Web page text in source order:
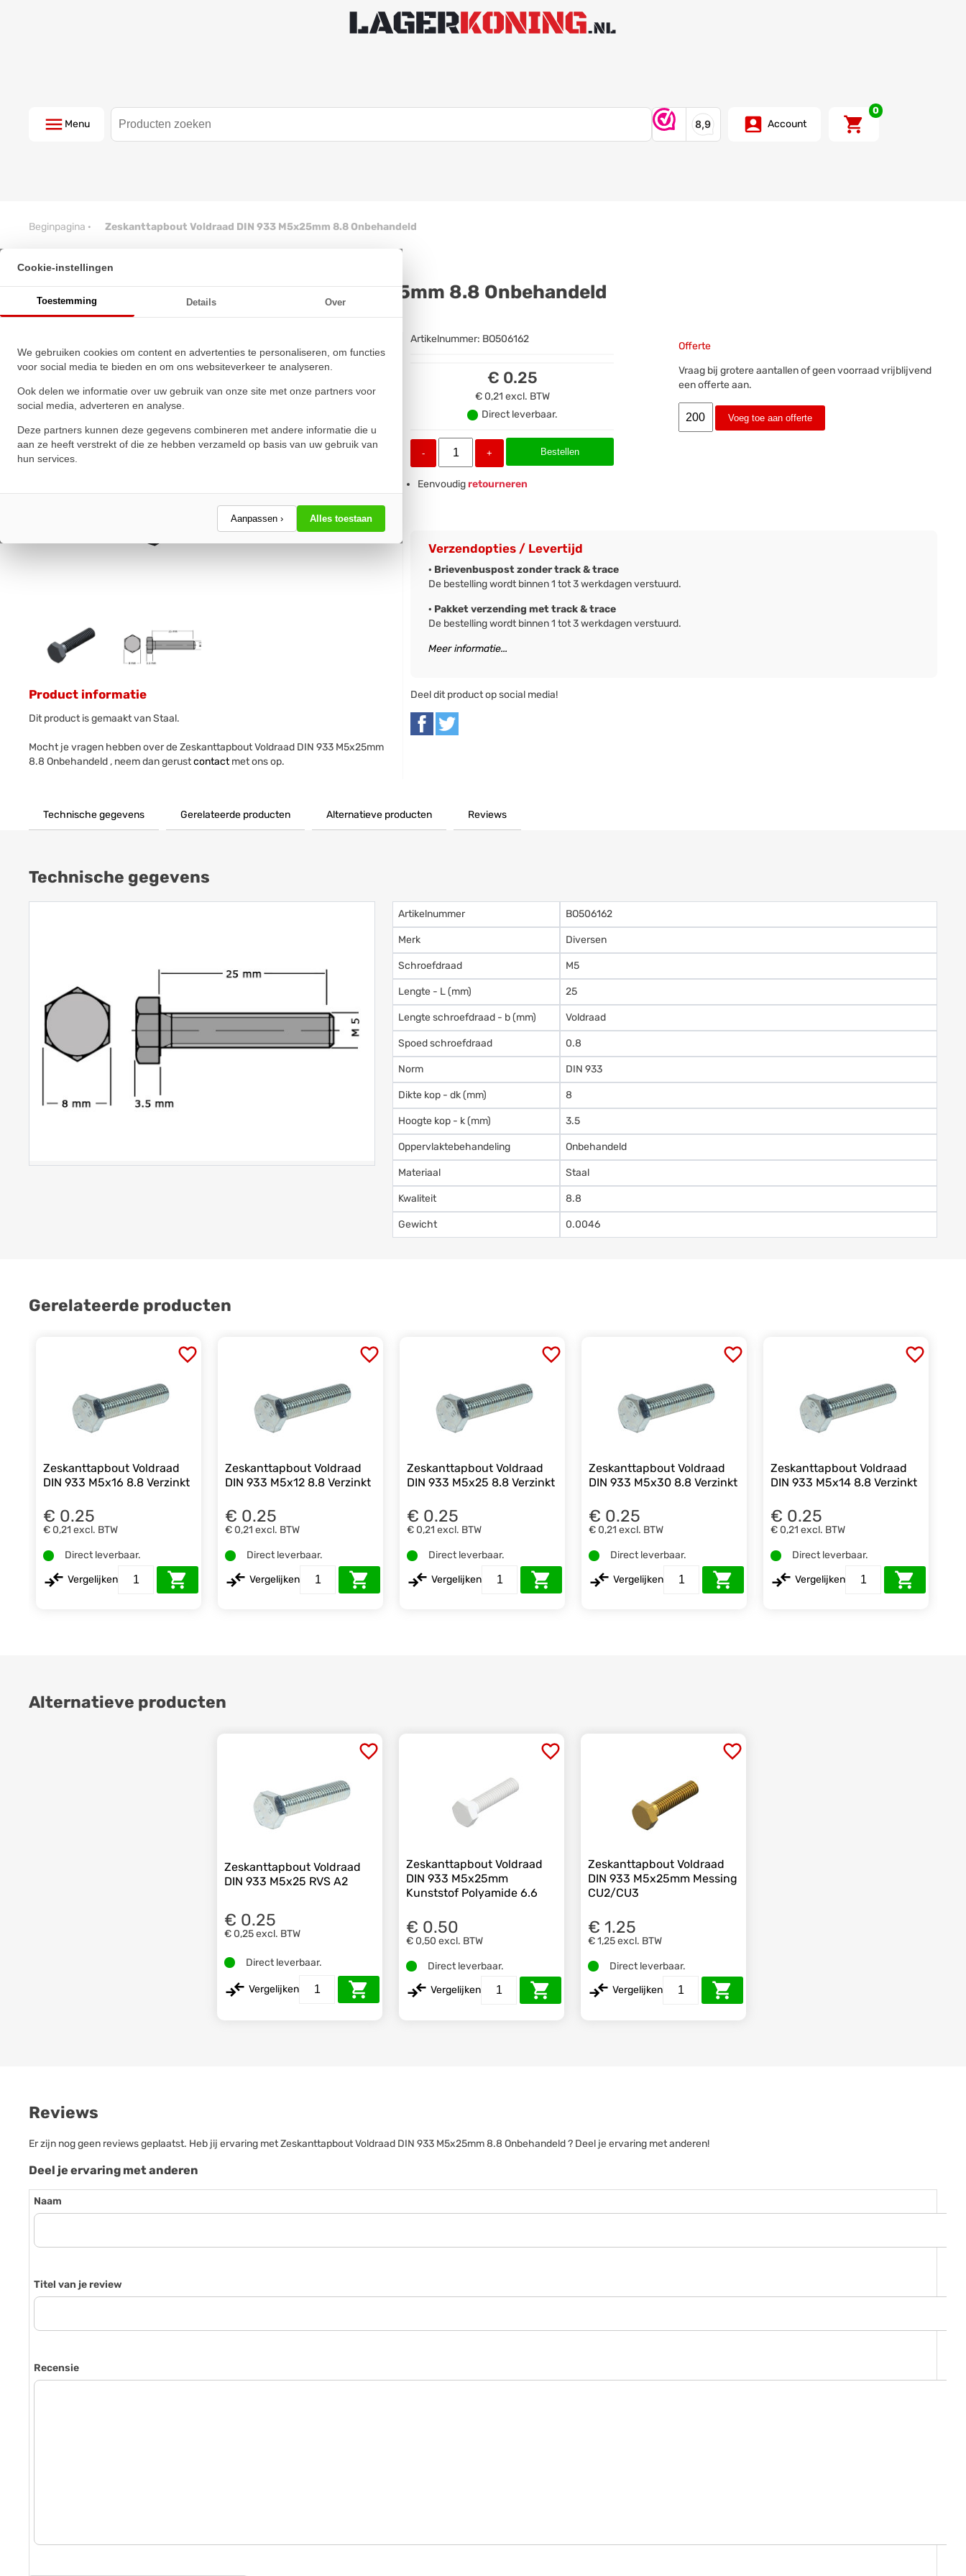
Menu Account
0
Beginpagina · Zeskanttapbout Voldraad DIN 933 M5x25mm 8.8 Onbehandeld
Cookie-instellingen
Toestemming Details Over
We gebruiken cookies om content en advertenties te personaliseren, om functies
voor social media te bieden en om ons websiteverkeer te analyseren.
Ook delen we informatie over uw gebruik van onze site met onze partners voor
social media, adverteren en analyse.
Deze partners kunnen deze gegevens combineren met andere informatie die u
aan ze heeft verstrekt of die ze hebben verzameld op basis van uw gebruik van
hun services.
Aanpassen › Alles toestaan
Zeskanttapbout Voldraad DIN 933 M5x25mm 8.8 Onbehandeld
★★★★★
★★★★★
Product informatie
Dit product is gemaakt van Staal.
Mocht je vragen hebben over de Zeskanttapbout Voldraad DIN 933 M5x25mm
8.8 Onbehandeld , neem dan gerustcontactmet ons op.
Artikelnummer: BO506162
€ 0.25
€ 0,21 excl. BTW
Direct leverbaar.
- + Bestellen
Eenvoudigretourneren
Offerte
Vraag bij grotere aantallen of geen voorraad vrijblijvend
een offerte aan.
Voeg toe aan offerte
Verzendopties / Levertijd
· Brievenbuspost zonder track & trace
De bestelling wordt binnen 1 tot 3 werkdagen verstuurd.
· Pakket verzending met track & trace
De bestelling wordt binnen 1 tot 3 werkdagen verstuurd.
Meer informatie...
Deel dit product op social media!
Technische gegevens Gerelateerde producten Alternatieve producten Reviews
Technische gegevens
Artikelnummer BO506162
Merk Diversen
Schroefdraad M5
Lengte - L (mm) 25
Lengte schroefdraad - b (mm) Voldraad
Spoed schroefdraad 0.8
Norm DIN 933
Dikte kop - dk (mm) 8
Hoogte kop - k (mm) 3.5
Oppervlaktebehandeling Onbehandeld
Materiaal Staal
Kwaliteit 8.8
Gewicht 0.0046
Gerelateerde producten
Zeskanttapbout Voldraad
DIN 933 M5x16 8.8 Verzinkt
€ 0.25
€ 0,21 excl. BTW
Direct leverbaar.
Vergelijken
Zeskanttapbout Voldraad
DIN 933 M5x12 8.8 Verzinkt
€ 0.25
€ 0,21 excl. BTW
Direct leverbaar.
Vergelijken
Zeskanttapbout Voldraad
DIN 933 M5x25 8.8 Verzinkt
€ 0.25
€ 0,21 excl. BTW
Direct leverbaar.
Vergelijken
Zeskanttapbout Voldraad
DIN 933 M5x30 8.8 Verzinkt
€ 0.25
€ 0,21 excl. BTW
Direct leverbaar.
Vergelijken
Zeskanttapbout Voldraad
DIN 933 M5x14 8.8 Verzinkt
€ 0.25
€ 0,21 excl. BTW
Direct leverbaar.
Vergelijken
Alternatieve producten
Zeskanttapbout Voldraad
DIN 933 M5x25 RVS A2
€ 0.25
€ 0,25 excl. BTW
Direct leverbaar.
Vergelijken
Zeskanttapbout Voldraad
DIN 933 M5x25mm
Kunststof Polyamide 6.6
€ 0.50
€ 0,50 excl. BTW
Direct leverbaar.
Vergelijken
Zeskanttapbout Voldraad
DIN 933 M5x25mm Messing
CU2/CU3
€ 1.25
€ 1,25 excl. BTW
Direct leverbaar.
Vergelijken
Reviews
Er zijn nog geen reviews geplaatst. Heb jij ervaring met Zeskanttapbout Voldraad DIN 933 M5x25mm 8.8 Onbehandeld ? Deel je ervaring met anderen!
Deel je ervaring met anderen
Naam
Titel van je review
Recensie